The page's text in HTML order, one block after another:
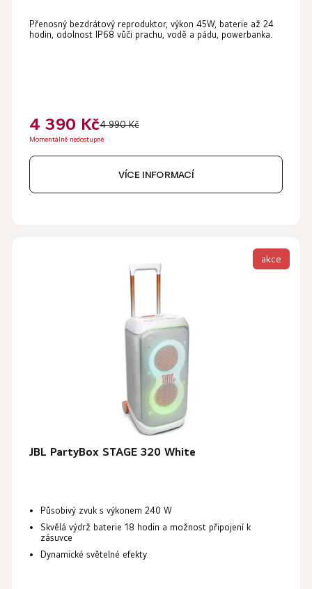
Přenosný bezdrátový reproduktor, výkon 45W, baterie až 24
hodin, odolnost IP68 vůči prachu, vodě a pádu, powerbanka.
4 390 Kč4 990 Kč
Momentálně nedostupné
VÍCE INFORMACÍ
akce
JBL PartyBox STAGE 320 White
Působivý zvuk s výkonem 240 W
Skvělá výdrž baterie 18 hodin a možnost připojení k
zásuvce
Dynamické světelné efekty